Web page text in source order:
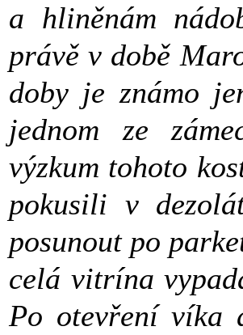
a hliněnám
právě v době
doby je známo
jednom ze
výzkum tohoto
pokusili v
posunout po
celá vitrína
Po otevření víka